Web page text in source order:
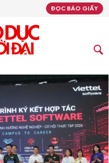
ĐỌC BÁO GIẤY